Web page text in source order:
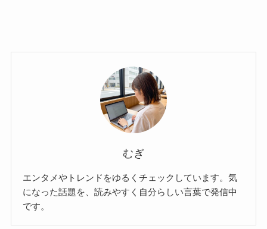
むぎ
エンタメやトレンドをゆるくチェックしています。気
になった話題を、読みやすく自分らしい言葉で発信中
です。